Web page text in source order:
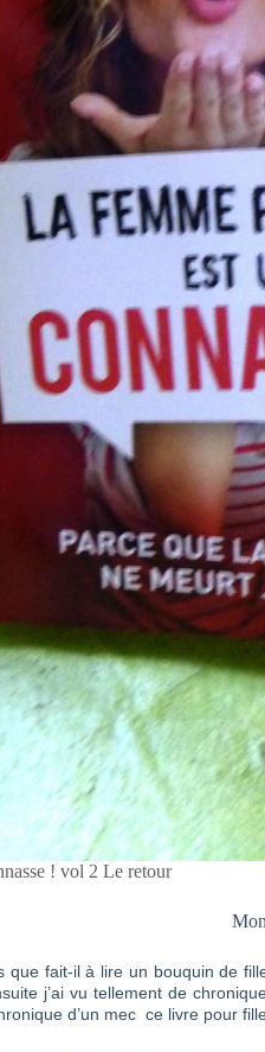
! vol 2 Le retour
que fait-il à lire un bouquin de
j’ai vu tellement de
d’un mec ce livre pour